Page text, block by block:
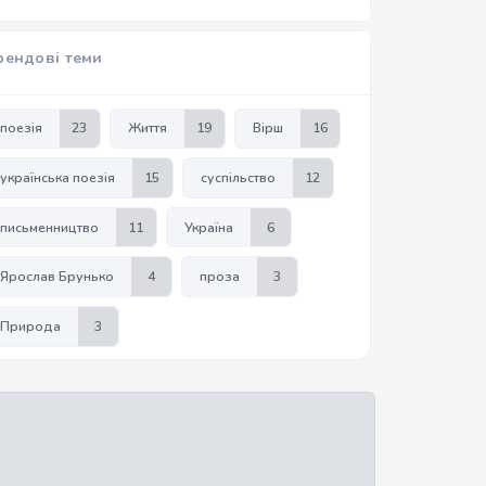
теми
поезія 23 Життя 19 Вірш 16
українська поезія 15 суспільство 12
письменництво 11 Україна 6
Ярослав Брунько 4 проза 3
Природа 3